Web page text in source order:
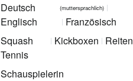
Deutsch (muttersprachlich)
Englisch
Französisch
Squash Kickboxen Reiten
Tennis
Schauspielerin